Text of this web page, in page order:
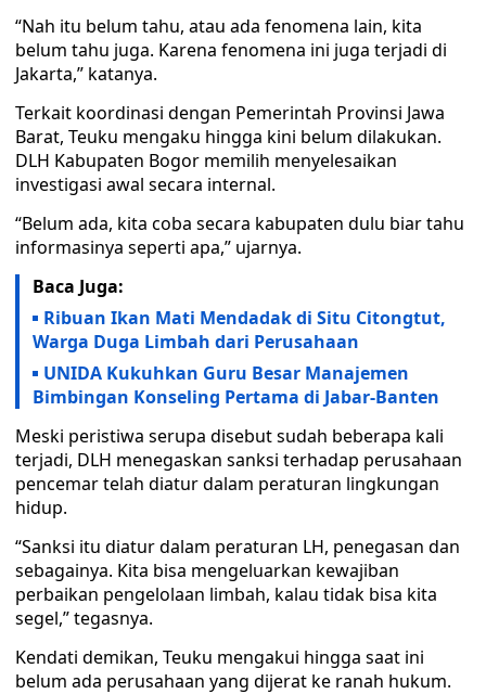
“Nah itu belum tahu, atau ada fenomena lain, kita
belum tahu juga. Karena fenomena ini juga terjadi di
Jakarta,” katanya.
Terkait koordinasi dengan Pemerintah Provinsi Jawa
Barat, Teuku mengaku hingga kini belum dilakukan.
DLH Kabupaten Bogor memilih menyelesaikan
investigasi awal secara internal.
“Belum ada, kita coba secara kabupaten dulu biar tahu
informasinya seperti apa,” ujarnya.
Baca Juga:
Ribuan Ikan Mati Mendadak di Situ Citongtut,
Warga Duga Limbah dari Perusahaan
UNIDA Kukuhkan Guru Besar Manajemen
Bimbingan Konseling Pertama di Jabar-Banten
Meski peristiwa serupa disebut sudah beberapa kali
terjadi, DLH menegaskan sanksi terhadap perusahaan
pencemar telah diatur dalam peraturan lingkungan
hidup.
“Sanksi itu diatur dalam peraturan LH, penegasan dan
sebagainya. Kita bisa mengeluarkan kewajiban
perbaikan pengelolaan limbah, kalau tidak bisa kita
segel,” tegasnya.
Kendati demikan, Teuku mengakui hingga saat ini
belum ada perusahaan yang dijerat ke ranah hukum.